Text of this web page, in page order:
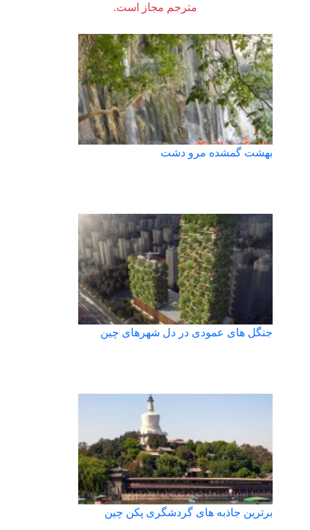
مترجم مجاز است.
بهشت گمشده مرو دشت
جنگل های عمودی در دل شهرهای چین
برترین جاذبه های گردشگری پکن چین